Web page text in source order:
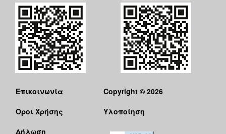
Επικοινωνία
Όροι Χρήσης
Δήλωση
Copyright © 2026
Υλοποίηση